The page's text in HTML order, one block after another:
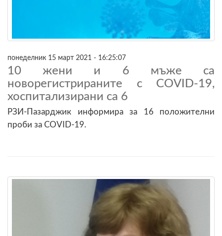
понеделник 15 март 2021 - 16:25:07
10 жени и 6 мъже са
новорегистрираните с COVID-19,
хоспитализирани са 6
РЗИ-Пазарджик информира за 16 положителни
проби за COVID-19.